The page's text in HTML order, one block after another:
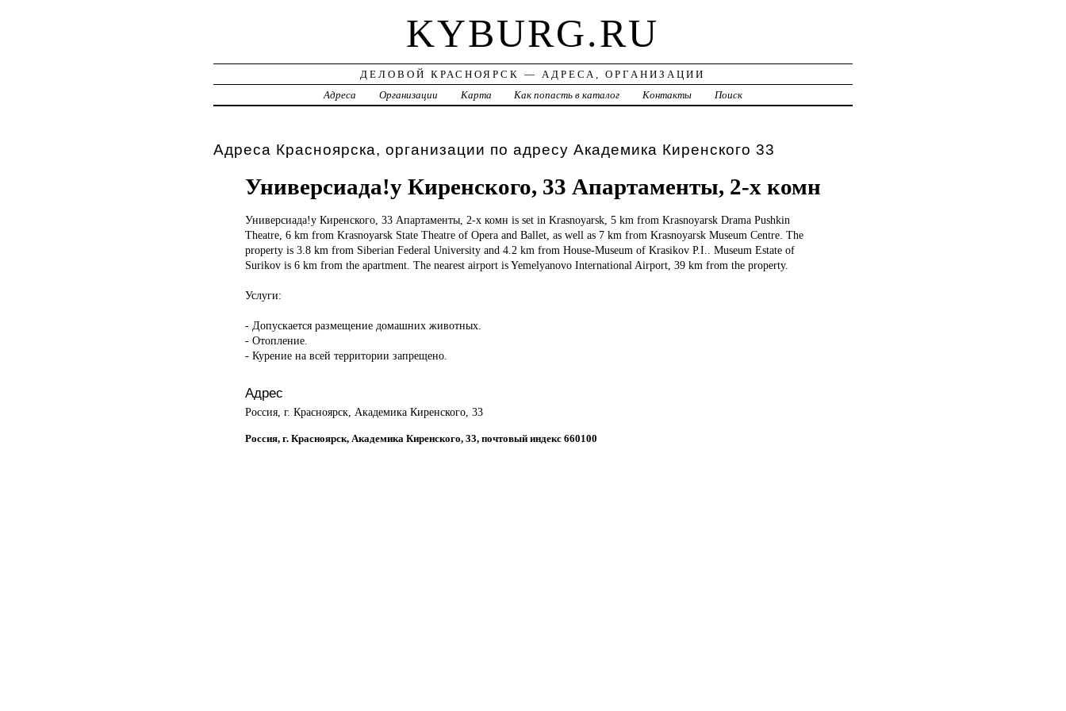
KYBURG.RU
ДЕЛОВОЙ КРАСНОЯРСК — АДРЕСА, ОРГАНИЗАЦИИ
Адреса
Организации Карта Как попасть в каталог Контакты Поиск
Адреса Красноярска, организации по адресу Академика Киренского 33
Универсиада!у Киренского, 33 Апартаменты, 2-х комн
Универсиада!у Киренского, 33 Апартаменты, 2-х комн is set in Krasnoyarsk, 5 km from Krasnoyarsk Drama Pushkin
Theatre, 6 km from Krasnoyarsk State Theatre of Opera and Ballet, as well as 7 km from Krasnoyarsk Museum Centre. The
property is 3.8 km from Siberian Federal University and 4.2 km from House-Museum of Krasikov P.I.. Museum Estate of
Surikov is 6 km from the apartment. The nearest airport is Yemelyanovo International Airport, 39 km from the property.
Услуги:
- Допускается размещение домашних животных.
- Отопление.
- Курение на всей территории запрещено.
Адрес
Россия, г. Красноярск, Академика Киренского, 33
Россия, г. Красноярск, Академика Киренского, 33, почтовый индекс 660100